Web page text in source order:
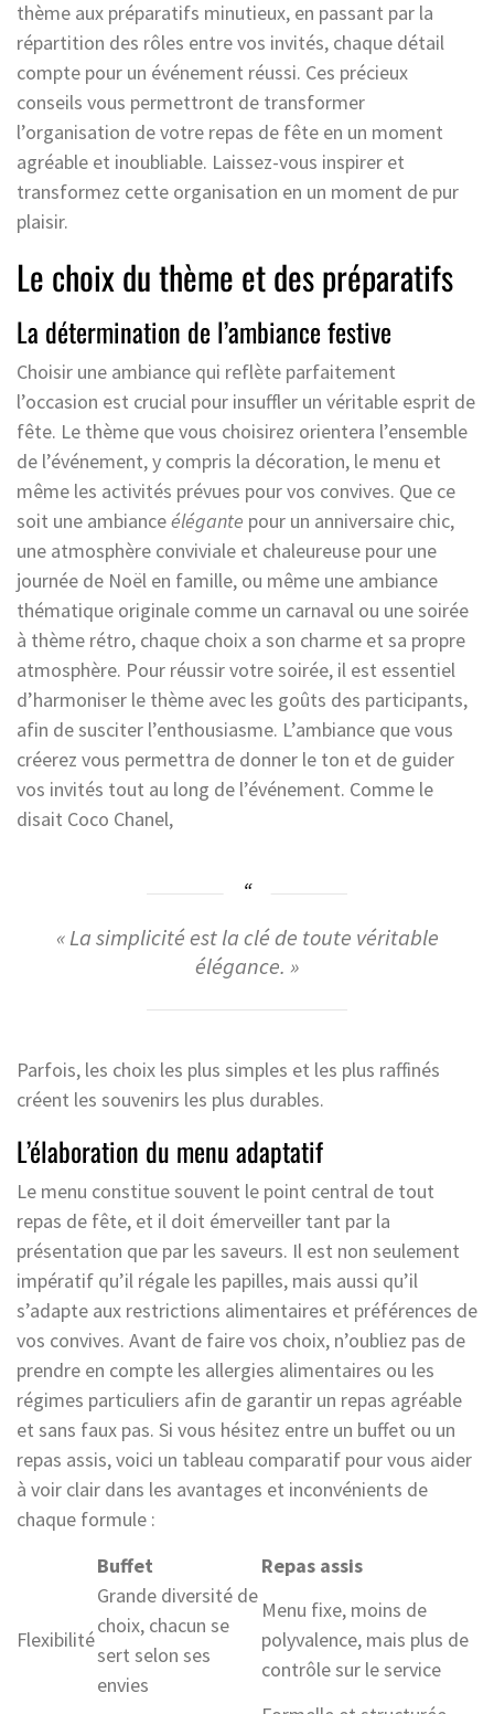
thème aux préparatifs minutieux, en passant par la
répartition des rôles entre vos invités, chaque détail
compte pour un événement réussi. Ces précieux
conseils vous permettront de transformer
l’organisation de votre repas de fête en un moment
agréable et inoubliable. Laissez-vous inspirer et
transformez cette organisation en un moment de pur
plaisir.
Le choix du thème et des préparatifs
La détermination de l’ambiance festive
Choisir une ambiance qui reflète parfaitement
l’occasion est crucial pour insuffler un véritable esprit de
fête. Le thème que vous choisirez orientera l’ensemble
de l’événement, y compris la décoration, le menu et
même les activités prévues pour vos convives. Que ce
soit une ambianceélégante pour un anniversaire chic,
une atmosphère conviviale et chaleureuse pour une
journée de Noël en famille, ou même une ambiance
thématique originale comme un carnaval ou une soirée
à thème rétro, chaque choix a son charme et sa propre
atmosphère. Pour réussir votre soirée, il est essentiel
d’harmoniser le thème avec les goûts des participants,
afin de susciter l’enthousiasme. L’ambiance que vous
créerez vous permettra de donner le ton et de guider
vos invités tout au long de l’événement. Comme le
disait Coco Chanel,
« La simplicité est la clé de toute véritable
élégance. »
Parfois, les choix les plus simples et les plus raffinés
créent les souvenirs les plus durables.
L’élaboration du menu adaptatif
Le menu constitue souvent le point central de tout
repas de fête, et il doit émerveiller tant par la
présentation que par les saveurs. Il est non seulement
impératif qu’il régale les papilles, mais aussi qu’il
s’adapte aux restrictions alimentaires et préférences de
vos convives. Avant de faire vos choix, n’oubliez pas de
prendre en compte les allergies alimentaires ou les
régimes particuliers afin de garantir un repas agréable
et sans faux pas. Si vous hésitez entre un buffet ou un
repas assis, voici un tableau comparatif pour vous aider
à voir clair dans les avantages et inconvénients de
chaque formule :
Buffet
Repas assis
Flexibilité
Grande diversité de
choix, chacun se
sert selon ses
envies
Menu fixe, moins de
polyvalence, mais plus de
contrôle sur le service